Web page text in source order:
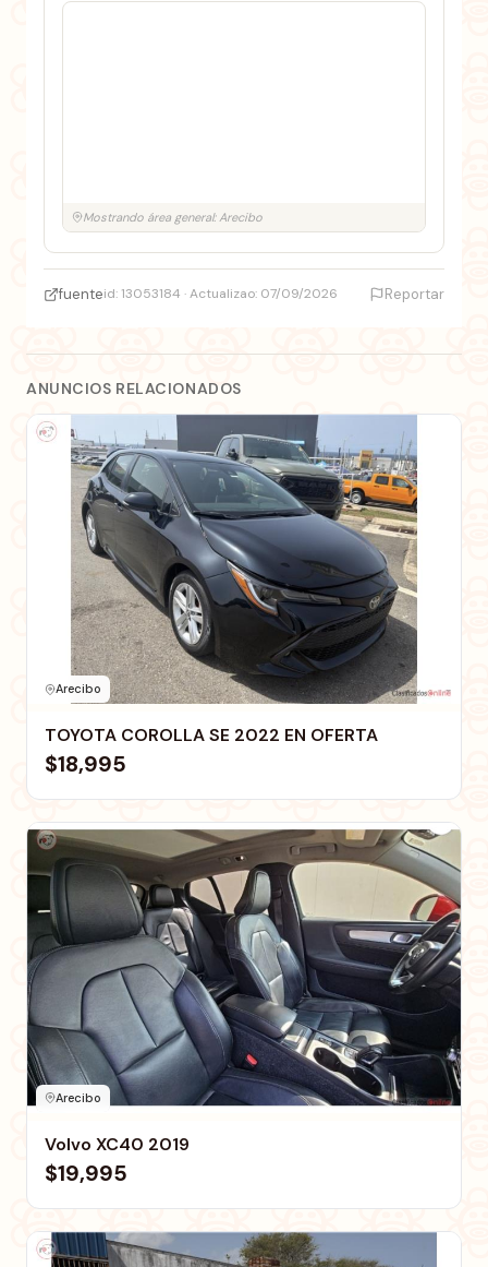
Mostrando área general: Arecibo
fuenteid: 13053184 · Actualizao: 07/09/2026 Reportar
ANUNCIOS RELACIONADOS
Arecibo
TOYOTA COROLLA SE 2022 EN OFERTA
$18,995
Arecibo
Volvo XC40 2019
$19,995